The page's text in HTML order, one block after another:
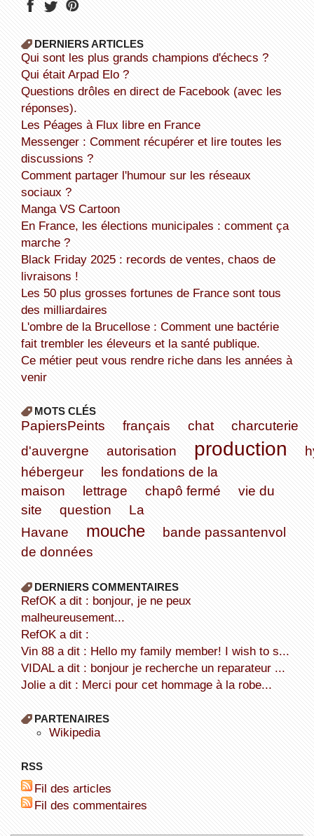
DERNIERS ARTICLES
Qui sont les plus grands champions d'échecs ?
Qui était Arpad Elo ?
Questions drôles en direct de Facebook (avec les
réponses).
Les Péages à Flux libre en France
Messenger : Comment récupérer et lire toutes les
discussions ?
Comment partager l'humour sur les réseaux
sociaux ?
Manga VS Cartoon
En France, les élections municipales : comment ça
marche ?
Black Friday 2025 : records de ventes, chaos de
livraisons !
Les 50 plus grosses fortunes de France sont tous
des milliardaires
L'ombre de la Brucellose : Comment une bactérie
fait trembler les éleveurs et la santé publique.
Ce métier peut vous rendre riche dans les années à
venir
MOTS CLÉS
PapiersPeints français chat
charcuterie
d'auvergne
autorisation production
hébergeur
les fondations de la
maison
lettrage chapô fermé
vie du
site
question
La
Havane
mouche
bande passantenvol
de données
DERNIERS COMMENTAIRES
refOK a dit : bonjour, je ne peux
malheureusement...
refOK a dit :
Vin 88 a dit : Hello my family member! I wish to s...
VIDAL a dit : bonjour je recherche un reparateur ...
Jolie a dit : Merci pour cet hommage à la robe...
PARTENAIRES
wikipedia
RSS
Fil des articles
Fil des commentaires